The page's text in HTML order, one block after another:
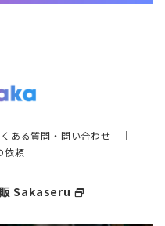
ある質問・問い合わせ ｜
依頼
Sakaseru select_window